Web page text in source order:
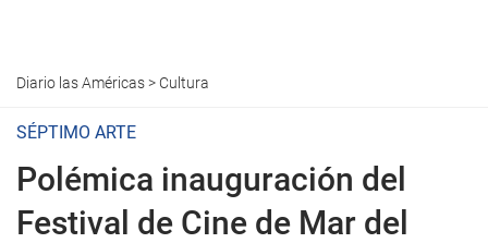
Diario las Américas> Cultura
SÉPTIMO ARTE
Polémica inauguración del
Festival de Cine de Mar del